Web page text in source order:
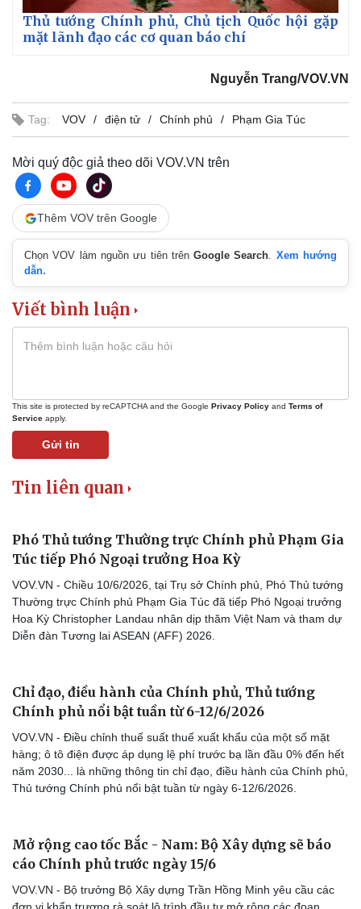
Thể thao
Bóng đá
Thế giới thể thao
eSports
Ô tô
Thủ tướng Chính phủ, Chủ tịch Quốc hội gặp
mặt lãnh đạo các cơ quan báo chí
Nguyễn Trang/VOV.VN
Tag: VOV điện tử Chính phủ Phạm Gia Túc
Mời quý độc giả theo dõi VOV.VN trên
Thêm VOV trên Google
Chọn VOV làm nguồn ưu tiên trênGoogle Search. Xem hướng
dẫn.
Viết bình luận
This site is protected by reCAPTCHA and the Google Privacy Policy and Terms of
Service apply.
Gửi tin
Tin liên quan
Phó Thủ tướng Thường trực Chính phủ Phạm Gia
Túc tiếp Phó Ngoại trưởng Hoa Kỳ
VOV.VN - Chiều 10/6/2026, tại Trụ sở Chính phủ, Phó Thủ tướng
Thường trực Chính phủ Phạm Gia Túc đã tiếp Phó Ngoại trưởng
Hoa Kỳ Christopher Landau nhân dịp thăm Việt Nam và tham dự
Diễn đàn Tương lai ASEAN (AFF) 2026.
Chỉ đạo, điều hành của Chính phủ, Thủ tướng
Chính phủ nổi bật tuần từ 6-12/6/2026
VOV.VN - Điều chỉnh thuế suất thuế xuất khẩu của một số mặt
hàng; ô tô điện được áp dụng lệ phí trước bạ lần đầu 0% đến hết
năm 2030... là những thông tin chỉ đạo, điều hành của Chính phủ,
Thủ tướng Chính phủ nổi bật tuần từ ngày 6-12/6/2026.
Mở rộng cao tốc Bắc - Nam: Bộ Xây dựng sẽ báo
cáo Chính phủ trước ngày 15/6
VOV.VN - Bộ trưởng Bộ Xây dựng Trần Hồng Minh yêu cầu các